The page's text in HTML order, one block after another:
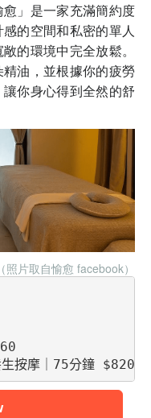
」是一家充滿簡約度
的空間和私密的單人
的環境中完全放鬆。
油，並根據你的疲勞
你身心得到全然的舒
（照片取自愉愈 facebook）
按摩｜75分鐘 $820